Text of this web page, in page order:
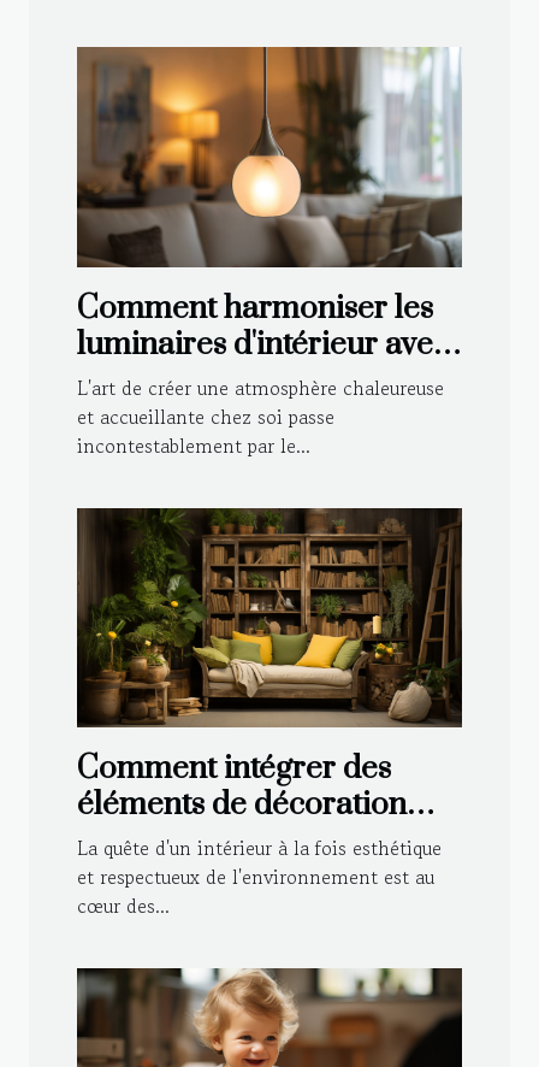
Comment harmoniser les
luminaires d'intérieur avec
votre décoration
L'art de créer une atmosphère chaleureuse
et accueillante chez soi passe
incontestablement par le...
Comment intégrer des
éléments de décoration
durable dans le style
traditionnel de votre
maison
La quête d'un intérieur à la fois esthétique
et respectueux de l'environnement est au
cœur des...